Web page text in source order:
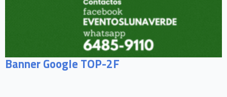
Banner Google TOP-2F